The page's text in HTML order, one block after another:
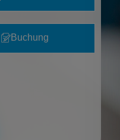
Buchung